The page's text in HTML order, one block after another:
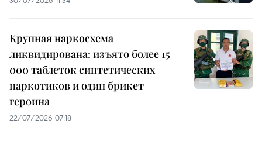
Крупная наркосхема
ликвидирована: изъято более 15
000 таблеток синтетических
наркотиков и один брикет
героина
22/07/2026 07:18